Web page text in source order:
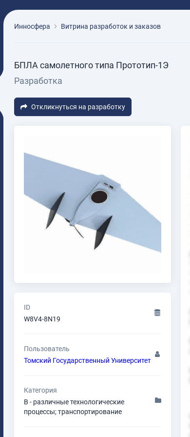
Инносфера Витрина разработок и заказов
БПЛА самолетного типа Прототип-1Э
Разработка
Откликнуться на разработку
ID
W8V4-8N19
Пользователь
Томский Государственный Университет
Категория
B - различные технологические
процессы; транспортирование